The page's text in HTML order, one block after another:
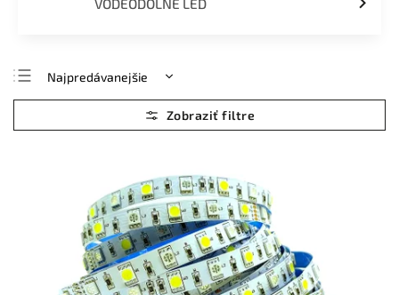
VODEODOLNÉ LED
Najpredávanejšie
Najlacnejšie
Najdrahšie